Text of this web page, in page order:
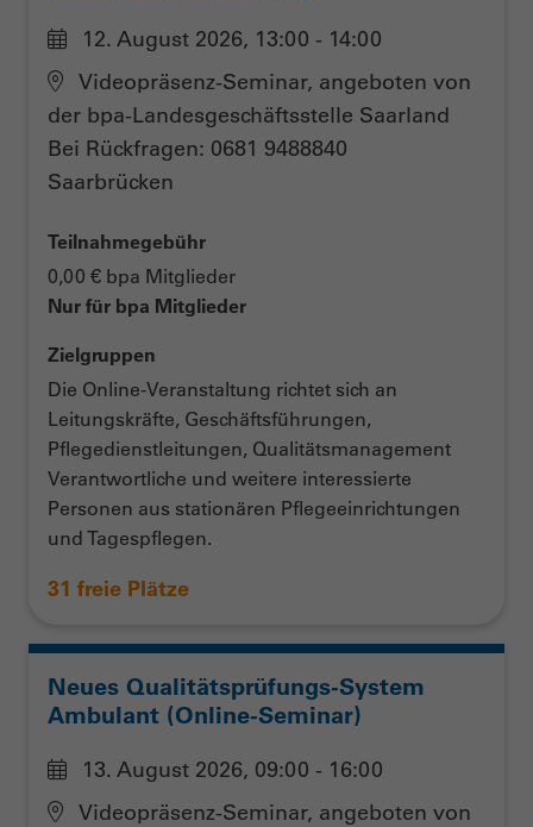
12. August 2026, 13:00 - 14:00
Videopräsenz-Seminar, angeboten von
der bpa-Landesgeschäftsstelle Saarland
Bei Rückfragen: 0681 9488840
Saarbrücken
Teilnahmegebühr
0,00 € bpa Mitglieder
Nur für bpa Mitglieder
Zielgruppen
Die Online-Veranstaltung richtet sich an
Leitungskräfte, Geschäftsführungen,
Pflegedienstleitungen, Qualitätsmanagement
Verantwortliche und weitere interessierte
Personen aus stationären Pflegeeinrichtungen
und Tagespflegen.
31 freie Plätze
Neues Qualitätsprüfungs-System
Ambulant (Online-Seminar)
13. August 2026, 09:00 - 16:00
Videopräsenz-Seminar, angeboten von